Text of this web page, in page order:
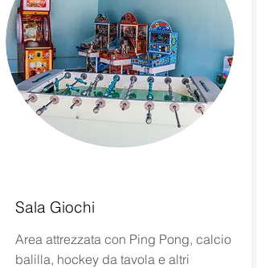
Sala Giochi
Area attrezzata con Ping Pong, calcio
balilla, hockey da tavola e altri